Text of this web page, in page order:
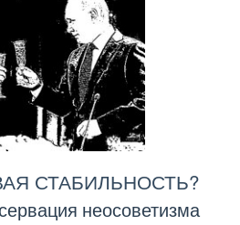
СТАБИЛЬНОСТЬ?
неосоветизма